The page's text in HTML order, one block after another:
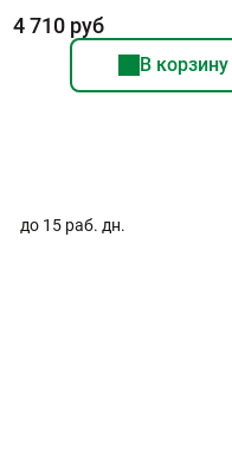
4 710 руб
В корзину
до 15 раб. дн.